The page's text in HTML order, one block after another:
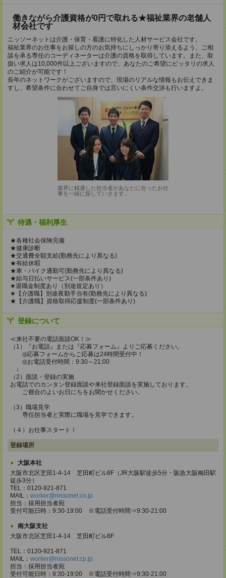
働きながら介護資格が0円で取れる★福祉業界の老舗人
材会社です
ニッソーネットは介護・保育・看護に特化した人材サービス会社です。
福祉業界のお仕事をお探しの方のお気持ちにしっかり寄り添えるよう、ご相
談を承る専任のコーディネーターは介護の資格を取得しています。また、取
扱い求人は10,000件以上ございますので、あなたのご希望にピッタリの求人
のご紹介が可能です！
長年のネットワークがございますので、現場のリアルな情報もお伝えできま
すし、希望条件に合わせてご自身では言いにくい条件交渉も行いますよ。
業界に精通した担当者があなたに合ったお仕
事を一緒に探していきます。
待遇・福利厚生
★各種社会保険完備
★健康診断
★交通費全額支給(勤務先により異なる)
★有給休暇
★車・バイク通勤可(勤務先により異なる)
★給与日払いサービス(一部条件あり)
★退職金制度あり（別途規定あり）
★【介護職】別途夜勤手当有(勤務先により異なる)
★【介護職】資格取得応援制度(一部条件あり)
登録について
≪来社不要の電話面談OK！≫
（1）『お電話』または『応募フォーム』よりご応募ください。
◎応募フォームからご応募は24時間受付中！
◎お電話受付時間：9:30～21:00
↓
（2）面談・登録の実施
お電話でのカンタン登録面談や来社登録面談を実施しております。
ご都合のよいお日にちをお聞かせください。
（3）職場見学
専任担当者と実際に職場を見学できます。
（４）お仕事スタート！
登録場所
大阪本社
大阪市北区芝田1-4-14 芝田町ビル8F（JR大阪駅徒歩5分・阪急大阪梅田駅
徒歩3分）
TEL：0120-921-871
MAIL： worker@nissonet.co.jp
担当：採用担当者宛
受付可能日時：9:30-19:00 ※電話受付時間⇒9:30-21:00
南大阪支社
大阪市北区芝田1-4-14 芝田町ビル8F
TEL：0120-921-871
MAIL： worker@nissonet.cp.jp
担当：採用担当者宛
受付可能日時：9:30-19:00 ※電話受付時間⇒9:30-21:00